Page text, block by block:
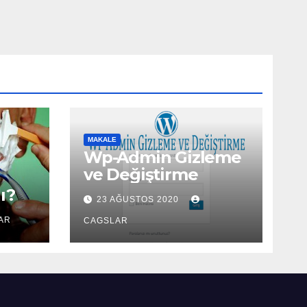
MAKALE
Wp-Admin Gizleme
ve Değiştirme
23 AĞUSTOS 2020
CAGSLAR